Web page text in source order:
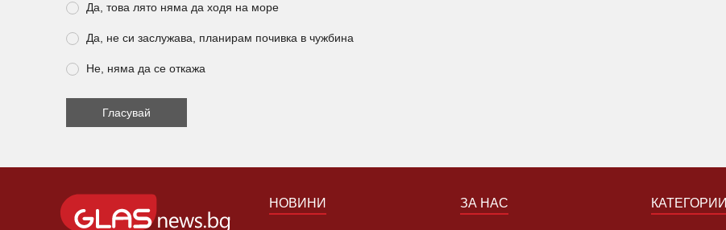
Да, това лято няма да ходя на море
Да, не си заслужава, планирам почивка в чужбина
Не, няма да се откажа
НОВИНИ ЗА НАС КАТЕГОРИИ